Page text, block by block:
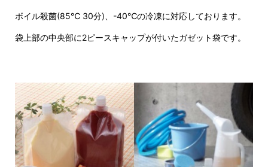
ボイル殺菌(85℃ 30分)、-40℃の冷凍に対応しております。
袋上部の中央部に2ピースキャップが付いたガゼット袋です。